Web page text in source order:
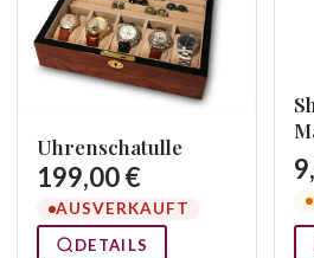
Uhrenschatulle
199,00 €
AUSVERKAUFT
DETAILS